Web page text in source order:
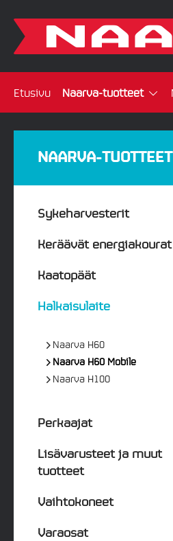
Etusivu Naarva-tuotteet
NAARVA-TUOTTEET
Sykeharvesterit
Keräävät energiakourat
Kaatopäät
Halkaisulaite
Naarva H60
Naarva H60 Mobile
Naarva H100
Perkaajat
Lisävarusteet ja muut
tuotteet
Vaihtokoneet
Varaosat